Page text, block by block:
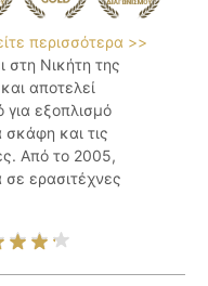
περισσότερα >>
στη Νικήτη της
αποτελεί
εξοπλισμό
και τις
Από το 2005,
ερασιτέχνες